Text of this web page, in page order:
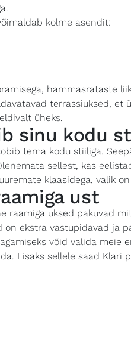
kolme asendit:
hammasrataste
terrassiuksed, et
üheks.
sinu kodu
tema kodu stiiliga.
sellest, kas
klaasidega, valik
ust
raamiga uksed pakuvad
ekstra vastupidavad ja
võid valida meie
Lisaks sellele saad Klari